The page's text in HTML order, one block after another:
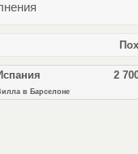
2
в Барселоне